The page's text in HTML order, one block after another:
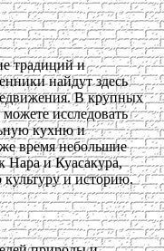
традиций и
найдут здесь
В крупных
исследовать
кухню и
время небольшие
Нара и Куасакура,
культуру и историю.